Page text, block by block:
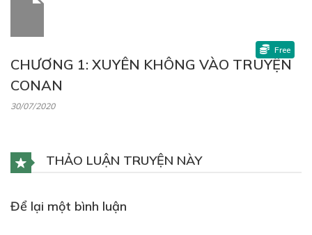
CHƯƠNG 1: XUYÊN KHÔNG VÀO TRUYỆN
CONAN
30/07/2020
Free
THẢO LUẬN TRUYỆN NÀY
Để lại một bình luận